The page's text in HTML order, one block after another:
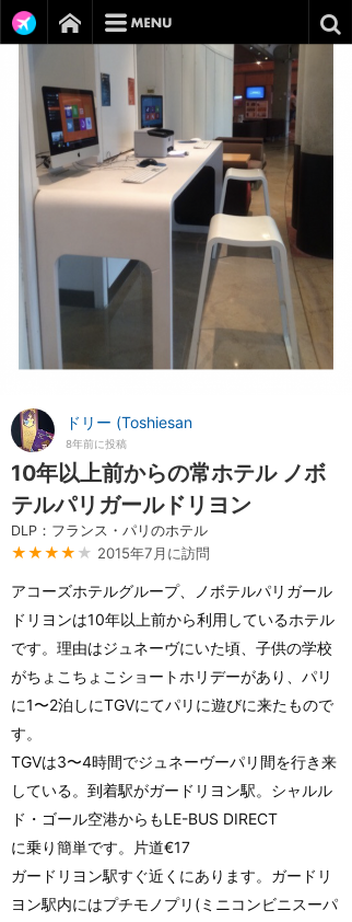
ドリー (Toshiesan
8年前に投稿
10年以上前からの常ホテル ノボ
テルパリガールドリヨン
DLP：フランス・パリのホテル
★★★★ ★ 2015年7月に訪問
アコーズホテルグループ、ノボテルパリガール
ドリヨンは10年以上前から利用しているホテル
です。理由はジュネーヴにいた頃、子供の学校
がちょこちょこショートホリデーがあり、パリ
に1〜2泊しにTGVにてパリに遊びに来たもので
す。
TGVは3〜4時間でジュネーヴーパリ間を行き来
している。到着駅がガードリヨン駅。シャルル
ド・ゴール空港からもLE-BUS DIRECT
に乗り簡単です。片道€17
ガードリヨン駅すぐ近くにあります。ガードリ
ヨン駅内にはプチモノプリ(ミニコンビニスーパ